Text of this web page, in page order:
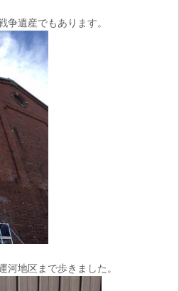
争遺産でもあります。
河地区まで歩きました。